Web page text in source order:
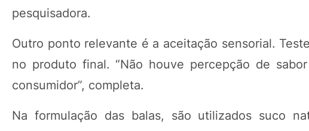
pesquisadora.
Outro ponto relevante é a aceitação sensorial.
no produto final. “Não houve percepção de
consumidor”, completa.
Na formulação das balas, são utilizados suco